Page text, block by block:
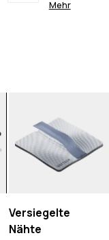
Mehr
Versiegelte
Nähte